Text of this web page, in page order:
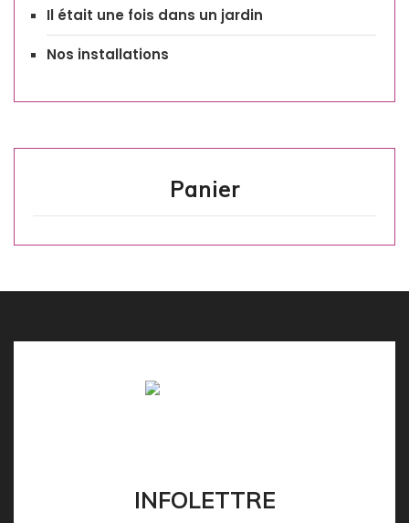
Il était une fois dans un jardin
Nos installations
Panier
INFOLETTRE